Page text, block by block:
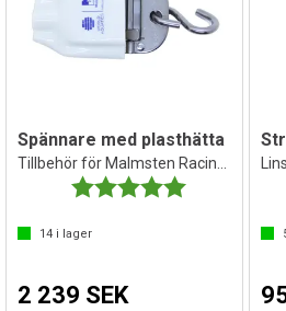
Spännare med plasthätta
Tillbehör för Malmsten Racing Lanes
Betyg:
5.0 utav 5
14 i lager
2 239 SEK